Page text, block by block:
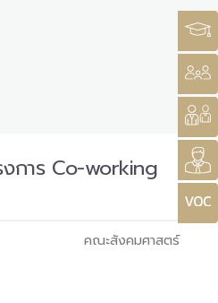
การ Co-working
คณะสังคมศาสตร์